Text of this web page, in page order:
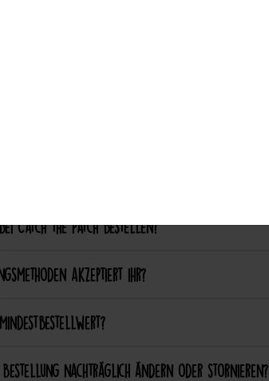
Catch the Patch bestellen?
akzeptiert ihr?
Bestellung nachträglich ändern oder stornieren?